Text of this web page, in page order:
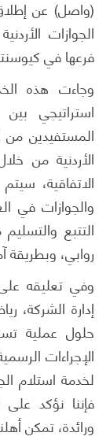
(واصل) عن
الجوازات
فرعها في
وجاءت هذه
استراتيجي
المستفيدين من
الأردنية من
الاتفاقية،
والجوازات في
التتبع
روابي، وبطريقة
وفي تعليقه
إدارة الشركة،
حلول عملية
الإجراءات
لخدمة استلام
فإننا نؤكد
ورائدة، تمكن